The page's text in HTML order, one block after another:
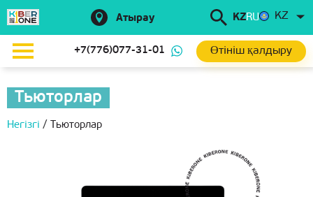
Атырау KZRU KZ
+7(776)077-31-01 Өтініш қалдыру
Тьюторлар
Негізгі / Тьюторлар